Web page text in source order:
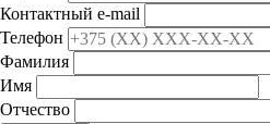
Контактный e-mail
Телефон
Фамилия
Имя
Отчество